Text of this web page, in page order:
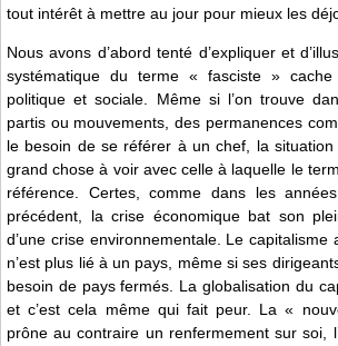
tout intérêt à mettre au jour pour mieux les
Nous avons d’abord tenté d’expliquer et
systématique du terme « fasciste »
politique et sociale. Même si l’on trouve
partis ou mouvements, des permanences
le besoin de se référer à un chef, la situation
grand chose à voir avec celle à laquelle le
référence. Certes, comme dans les
précédent, la crise économique bat son
d’une crise environnementale. Le
n’est plus lié à un pays, même si ses
besoin de pays fermés. La globalisation du
et c’est cela même qui fait peur. La «
prône au contraire un renfermement sur soi,